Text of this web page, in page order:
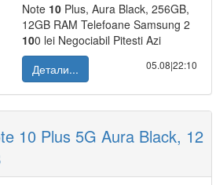
Note 10 Plus, Aura Black, 256GB,
12GB RAM Telefoane Samsung 2
100 lei Negociabil Pitesti Azi
Детали...
05.08|22:10
10 Plus 5G Aura Black, 12